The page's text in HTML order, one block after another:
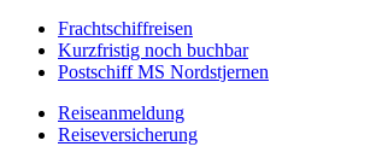
Frachtschiffreisen
Kurzfristig noch buchbar
Postschiff MS Nordstjernen
Reiseanmeldung
Reiseversicherung